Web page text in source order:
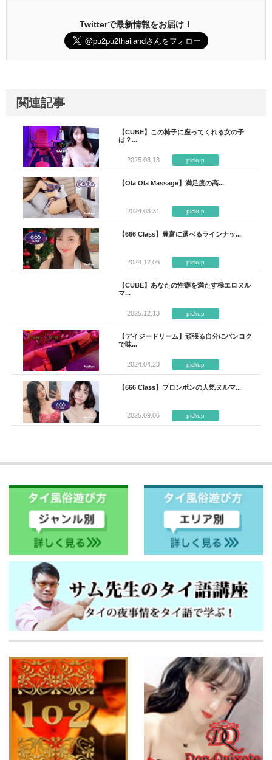
Twitterで最新情報をお届け！
関連記事
【CUBE】この椅子に座ってくれる女の子
は？...
2025.03.13 pickup
【Ola Ola Massage】満足度の高...
2024.03.31 pickup
【666 Class】豊富に選べるラインナッ...
2024.12.06 pickup
【CUBE】あなたの性癖を満たす極エロヌル
マ...
2025.12.13 pickup
【デイジードリーム】頑張る自分にバンコク
で味...
2024.04.23 pickup
【666 Class】プロンポンの人気ヌルマ...
2025.09.06 pickup